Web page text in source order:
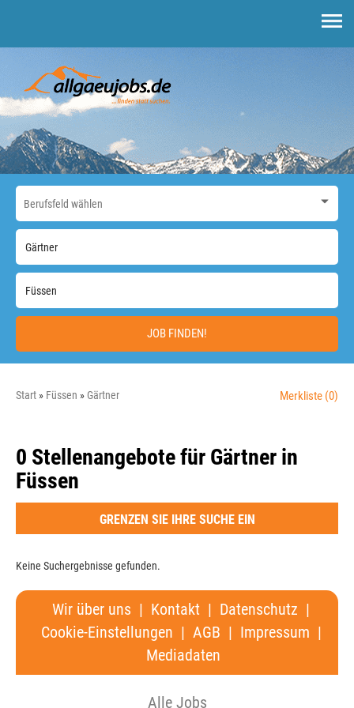
JOB FINDEN!
Start Füssen Gärtner Merkliste (0)
0 Stellenangebote für Gärtner in
Füssen
GRENZEN SIE IHRE SUCHE EIN
Keine Suchergebnisse gefunden.
Wir über uns | Kontakt | Datenschutz |
Cookie-Einstellungen | AGB | Impressum |
Mediadaten
Alle Jobs